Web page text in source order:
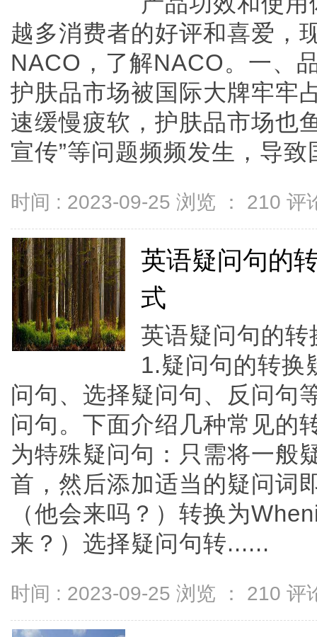
越多消费者的好评和喜爱，
NACO，了解NACO。一、
护肤品市场被国际大牌牢牢
速缓慢疲软，护肤品市场也
宣传”等问题频频发生，导
时间 : 2023-09-25 浏览 ： 210 评
英语疑问句的
式
英语疑问句的
1.疑问句的转换
问句、选择疑问句、反问句
问句。下面介绍几种常见的
为特殊疑问句：只需将一般
首，然后添加适当的疑问词
（他会来吗？）转换为
来？）选择疑问句转......
时间 : 2023-09-25 浏览 ： 210 评